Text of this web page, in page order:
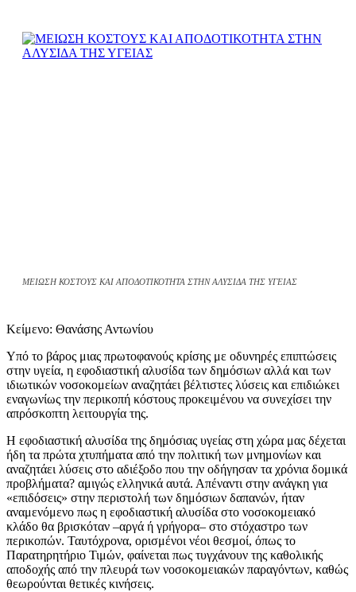
ΜΕΙΩΣΗ ΚΟΣΤΟΥΣ ΚΑΙ ΑΠΟΔΟΤΙΚΟΤΗΤΑ ΣΤΗΝ ΑΛΥΣΙΔΑ ΤΗΣ ΥΓΕΙΑΣ
Κείμενο: Θανάσης Αντωνίου
Υπό το βάρος μιας πρωτοφανούς κρίσης με οδυνηρές επιπτώσεις
στην υγεία, η εφοδιαστική αλυσίδα των δημόσιων αλλά και των
ιδιωτικών νοσοκομείων αναζητάει βέλτιστες λύσεις και επιδιώκει
εναγωνίως την περικοπή κόστους προκειμένου να συνεχίσει την
απρόσκοπτη λειτουργία της.
Η εφοδιαστική αλυσίδα της δημόσιας υγείας στη χώρα μας δέχεται
ήδη τα πρώτα χτυπήματα από την πολιτική των μνημονίων και
αναζητάει λύσεις στο αδιέξοδο που την οδήγησαν τα χρόνια δομικά
προβλήματα? αμιγώς ελληνικά αυτά. Απέναντι στην ανάγκη για
«επιδόσεις» στην περιστολή των δημόσιων δαπανών, ήταν
αναμενόμενο πως η εφοδιαστική αλυσίδα στο νοσοκομειακό
κλάδο θα βρισκόταν –αργά ή γρήγορα– στο στόχαστρο των
περικοπών. Ταυτόχρονα, ορισμένοι νέοι θεσμοί, όπως το
Παρατηρητήριο Τιμών, φαίνεται πως τυγχάνουν της καθολικής
αποδοχής από την πλευρά των νοσοκομειακών παραγόντων, καθώς
θεωρούνται θετικές κινήσεις.